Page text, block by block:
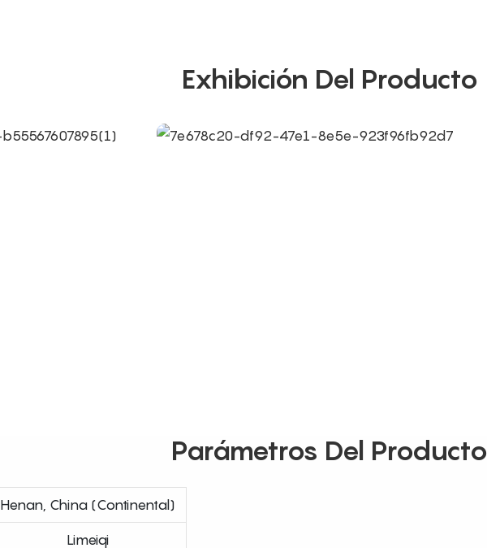
Exhibición Del Producto
Parámetros Del Producto
Henan, China (Continental)
Limeiqi